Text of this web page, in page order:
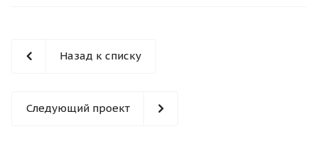
Назад к списку
Следующий проект